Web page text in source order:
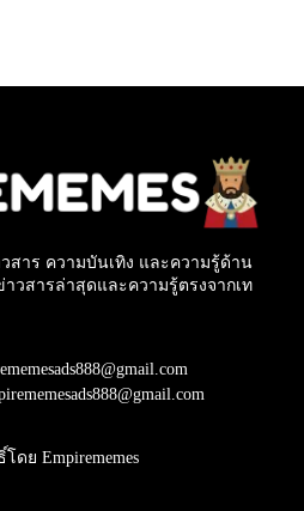
วสาร ความบันเทิง และความรู้ด้าน
วสารล่าสุดและความรู้ตรงจากเท
ดย Empirememes